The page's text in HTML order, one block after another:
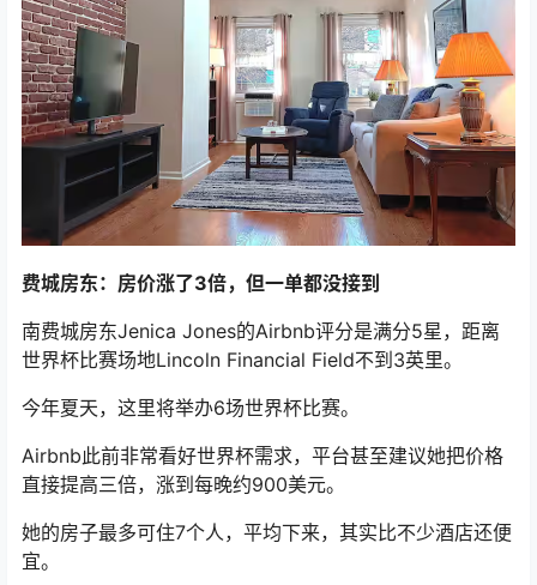
费城房东：房价涨了3倍，但一单都没接到
南费城房东Jenica Jones的Airbnb评分是满分5星，距离
世界杯比赛场地Lincoln Financial Field不到3英里。
今年夏天，这里将举办6场世界杯比赛。
Airbnb此前非常看好世界杯需求，平台甚至建议她把价格
直接提高三倍，涨到每晚约900美元。
她的房子最多可住7个人，平均下来，其实比不少酒店还便
宜。